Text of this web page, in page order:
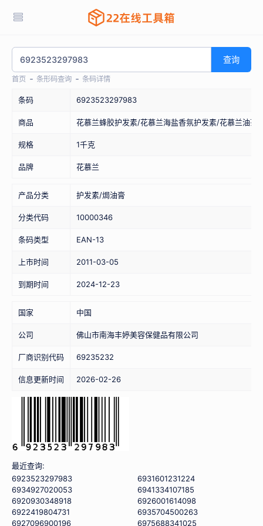
查询
首页 条形码查询 条码详情
条码 6923523297983
商品 花慕兰蜂胶护发素/花慕兰海盐香氛护发素/花慕兰油茶
规格 1千克
品牌 花慕兰
产品分类 护发素/焗油膏
分类代码 10000346
条码类型 EAN-13
上市时间 2011-03-05
到期时间 2024-12-23
国家 中国
公司 佛山市南海丰婷美容保健品有限公司
厂商识别代码 69235232
信息更新时间 2026-02-26
最近查询:
6923523297983
6931601231224
6934927020053
6941334107185
6920930348918
6926001614098
6922419804731
6935704500263
6927096900196
6975688341025